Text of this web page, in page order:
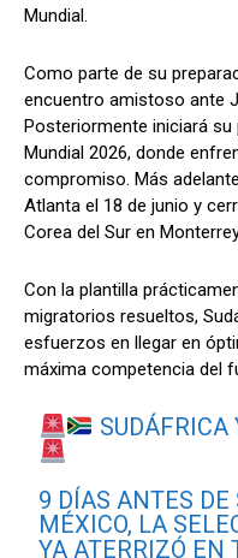
Mundial.
Como parte de su
encuentro amistoso ante
Posteriormente iniciará su
Mundial 2026, donde
compromiso. Más
Atlanta el 18 de junio y
Corea del Sur en
Con la plantilla
migratorios resueltos,
esfuerzos en llegar en
máxima competencia del
SUDÁFRICA
9 DÍAS ANTES DE
MÉXICO, LA
YA ATERRIZÓ EN